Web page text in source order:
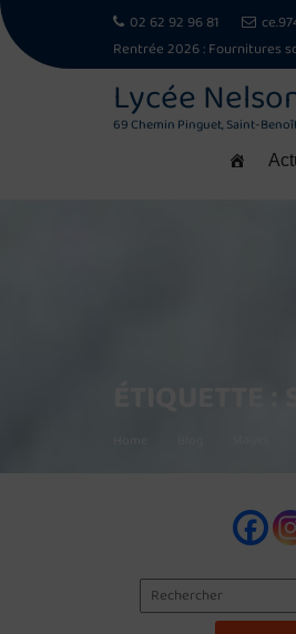
02 62 92 96 81
Rentrée 2026 :Fournitures
Lycée
69 Chemin Pinguet, Saint-